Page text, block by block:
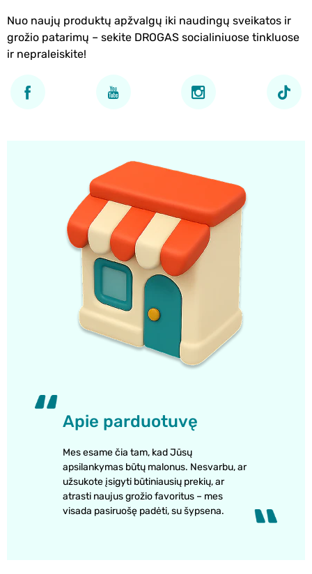
Nuo naujų produktų apžvalgų iki naudingų sveikatos ir
grožio patarimų – sekite DROGAS socialiniuose tinkluose
ir nepraleiskite!
Apie parduotuvę
Mes esame čia tam, kad Jūsų
apsilankymas būtų malonus. Nesvarbu, ar
užsukote įsigyti būtiniausių prekių, ar
atrasti naujus grožio favoritus – mes
visada pasiruošę padėti, su šypsena.